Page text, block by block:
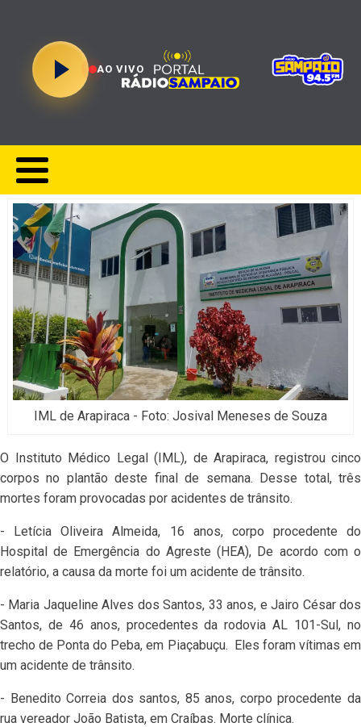
AO VIVO
IML de Arapiraca - Foto: Josival Meneses de Souza
O Instituto Médico Legal (IML), de Arapiraca, registrou cinco
corpos no plantão deste final de semana. Desse total, três
mortes foram provocadas por acidentes de trânsito.
- Letícia Oliveira Almeida, 16 anos, corpo procedente do
Hospital de Emergência do Agreste (HEA), De acordo com o
relatório, a causa da morte foi um acidente de trânsito.
- Maria Jaqueline Alves dos Santos, 33 anos, e Jairo César dos
Santos, de 46 anos, procedentes da rodovia AL 101-Sul, no
trecho de Ponta do Peba, em Piaçabuçu. Eles foram vítimas em
um acidente de trânsito.
- Benedito Correia dos santos, 85 anos, corpo procedente da
rua vereador João Batista, em Craíbas. Morte clínica.